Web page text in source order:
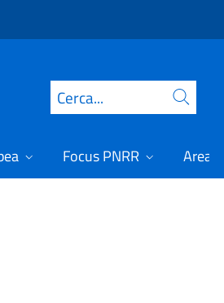
Cerca
Focus PNRR Area